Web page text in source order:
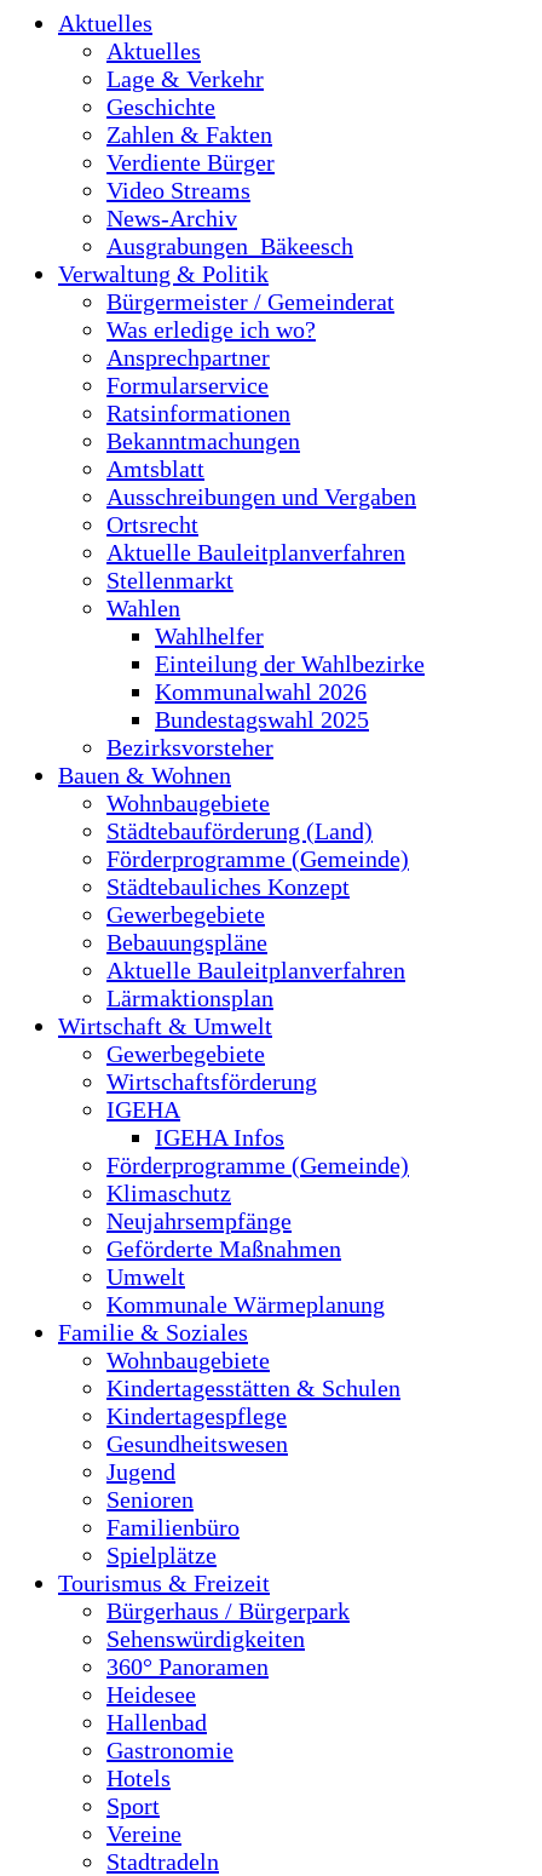
Aktuelles
Aktuelles
Lage & Verkehr
Geschichte
Zahlen & Fakten
Verdiente Bürger
Video Streams
News-Archiv
Ausgrabungen_Bäkeesch
Verwaltung & Politik
Bürgermeister / Gemeinderat
Was erledige ich wo?
Ansprechpartner
Formularservice
Ratsinformationen
Bekanntmachungen
Amtsblatt
Ausschreibungen und Vergaben
Ortsrecht
Aktuelle Bauleitplanverfahren
Stellenmarkt
Wahlen
Wahlhelfer
Einteilung der Wahlbezirke
Kommunalwahl 2026
Bundestagswahl 2025
Bezirksvorsteher
Bauen & Wohnen
Wohnbaugebiete
Städtebauförderung (Land)
Förderprogramme (Gemeinde)
Städtebauliches Konzept
Gewerbegebiete
Bebauungspläne
Aktuelle Bauleitplanverfahren
Lärmaktionsplan
Wirtschaft & Umwelt
Gewerbegebiete
Wirtschaftsförderung
IGEHA
IGEHA Infos
Förderprogramme (Gemeinde)
Klimaschutz
Neujahrsempfänge
Geförderte Maßnahmen
Umwelt
Kommunale Wärmeplanung
Familie & Soziales
Wohnbaugebiete
Kindertagesstätten & Schulen
Kindertagespflege
Gesundheitswesen
Jugend
Senioren
Familienbüro
Spielplätze
Tourismus & Freizeit
Bürgerhaus / Bürgerpark
Sehenswürdigkeiten
360° Panoramen
Heidesee
Hallenbad
Gastronomie
Hotels
Sport
Vereine
Stadtradeln